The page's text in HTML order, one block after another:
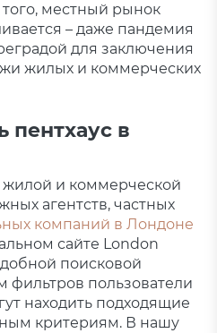
местный рынок
– даже пандемия
для заключения
жилых и коммерческих
в
и коммерческой
агентств, частных
компаний в Лондоне
сайте London
поисковой
фильтров пользователи
находить подходящие
критериям. В нашу